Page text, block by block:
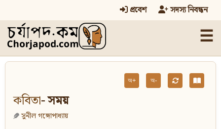
প্রবেশ সদস্য নিবন্ধন
☰
অ+ অ-
কবিতা- সময়
সুনীল গঙ্গোপাধ্যায়